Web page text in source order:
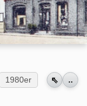
1980er
⇖ ..